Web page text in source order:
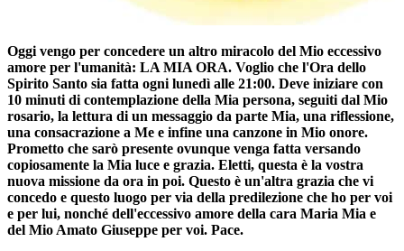
Oggi vengo per concedere un altro miracolo del Mio eccessivo
amore per l'umanità: LA MIA ORA. Voglio che l'Ora dello
Spirito Santo sia fatta ogni lunedì alle 21:00. Deve iniziare con
10 minuti di contemplazione della Mia persona, seguiti dal Mio
rosario, la lettura di un messaggio da parte Mia, una riflessione,
una consacrazione a Me e infine una canzone in Mio onore.
Prometto che sarò presente ovunque venga fatta versando
copiosamente la Mia luce e grazia. Eletti, questa è la vostra
nuova missione da ora in poi. Questo è un'altra grazia che vi
concedo e questo luogo per via della predilezione che ho per voi
e per lui, nonché dell'eccessivo amore della cara Maria Mia e
del Mio Amato Giuseppe per voi. Pace.